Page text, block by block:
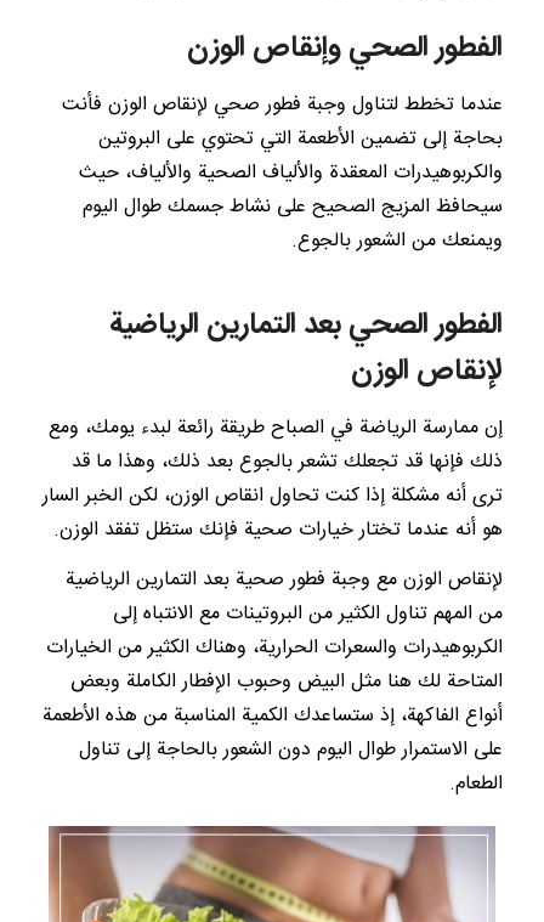
الفطور الصحي وإنقاص الوزن
عندما تخطط لتناول وجبة فطور صحي لإنقاص الوزن فأنت
بحاجة إلى تضمين الأطعمة التي تحتوي على البروتين
والكربوهيدرات المعقدة والألياف الصحية والألياف، حيث
سيحافظ المزيج الصحيح على نشاط جسمك طوال اليوم
ويمنعك من الشعور بالجوع.
الفطور الصحي بعد التمارين الرياضية
لإنقاص الوزن
إن ممارسة الرياضة في الصباح طريقة رائعة لبدء يومك، ومع
ذلك فإنها قد تجعلك تشعر بالجوع بعد ذلك، وهذا ما قد
ترى أنه مشكلة إذا كنت تحاول انقاص الوزن، لكن الخبر السار
هو أنه عندما تختار خيارات صحية فإنك ستظل تفقد الوزن.
لإنقاص الوزن مع وجبة فطور صحية بعد التمارين الرياضية
من المهم تناول الكثير من البروتينات مع الانتباه إلى
الكربوهيدرات والسعرات الحرارية، وهناك الكثير من الخيارات
المتاحة لك هنا مثل البيض وحبوب الإفطار الكاملة وبعض
أنواع الفاكهة، إذ ستساعدك الكمية المناسبة من هذه الأطعمة
على الاستمرار طوال اليوم دون الشعور بالحاجة إلى تناول
الطعام.